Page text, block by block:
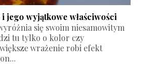
jego wyjątkowe właściwości
się swoim niesamowitym
tu tylko o kolor czy
wrażenie robi efekt